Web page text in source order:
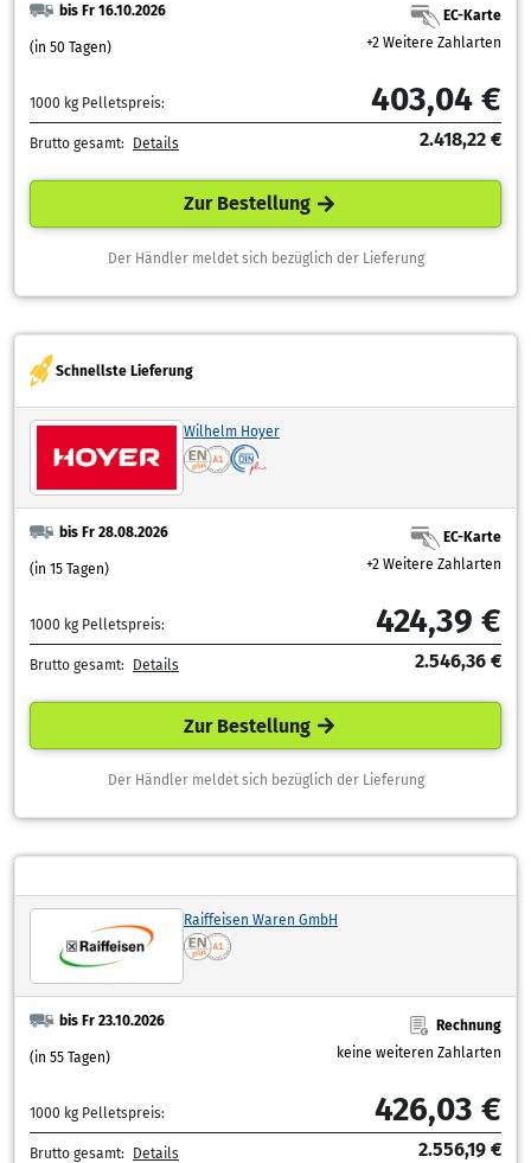
bis Fr 16.10.2026
(in 50 Tagen)
EC-Karte
+2 Weitere Zahlarten
1000 kg Pelletspreis: 403,04 €
Brutto gesamt: Details 2.418,22 €
Zur Bestellung
Der Händler meldet sich bezüglich der Lieferung
Schnellste Lieferung
Wilhelm Hoyer
bis Fr 28.08.2026
(in 15 Tagen)
EC-Karte
+2 Weitere Zahlarten
1000 kg Pelletspreis: 424,39 €
Brutto gesamt: Details 2.546,36 €
Zur Bestellung
Der Händler meldet sich bezüglich der Lieferung
Raiffeisen Waren GmbH
bis Fr 23.10.2026
(in 55 Tagen)
Rechnung
keine weiteren Zahlarten
1000 kg Pelletspreis: 426,03 €
Brutto gesamt: Details 2.556,19 €